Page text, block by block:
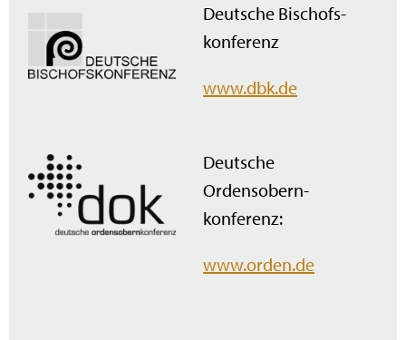
Deutsche Bischofs­
konferenz
www.dbk.de
Deutsche
Ordensobern­
konferenz:
www.orden.de